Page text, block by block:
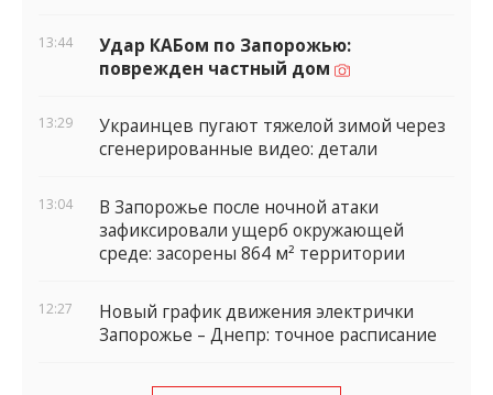
13:44
Удар КАБом по Запорожью:
поврежден частный дом
13:29
Украинцев пугают тяжелой зимой через
сгенерированные видео: детали
13:04
В Запорожье после ночной атаки
зафиксировали ущерб окружающей
среде: засорены 864 м² территории
12:27
Новый график движения электрички
Запорожье – Днепр: точное расписание